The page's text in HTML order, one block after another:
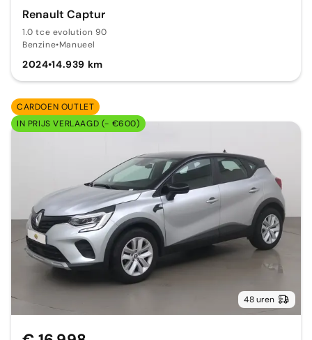
Renault Captur
1.0 tce evolution 90
Benzine•Manueel
2024•14.939 km
CARDOEN OUTLET
IN PRIJS VERLAAGD (- €600)
48 uren